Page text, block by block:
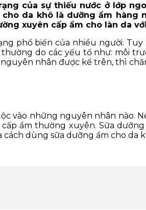
của sự thiếu nước ở lớp
da khô là dưỡng ẩm hàng
xuyên cấp ẩm cho làn da
phổ biến của nhiều người.
do các yếu tố như: môi
nhân được kể trên, thì
vào những nguyên nhân nào.
ẩm thường xuyên. Sữa
cách dùng sữa dưỡng ẩm cho da